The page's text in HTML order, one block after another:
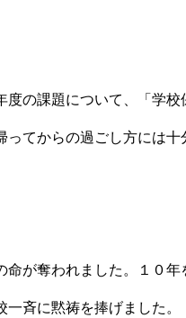
の課題について、「学
てからの過ごし方には十
が奪われました。１０
斉に黙祷を捧げました。